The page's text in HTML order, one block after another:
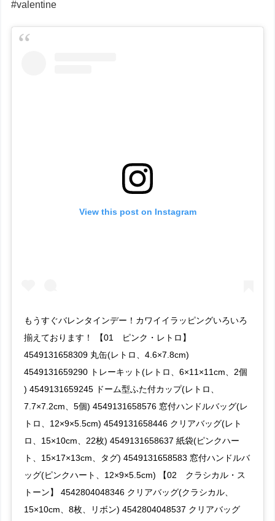
#valentine
View this post on Instagram
もうすぐバレンタインデー！カワイイラッピングいろいろ
揃えております！ 【01 ピンク・レトロ】
4549131658309 丸缶(レトロ、4.6×7.8cm)
4549131659290 トレーキット(レトロ、6×11×11cm、2個
) 4549131659245 ドーム型ふた付カップ(レトロ、
7.7×7.2cm、5個) 4549131658576 窓付ハンドルバッグ(レ
トロ、12×9×5.5cm) 4549131658446 クリアバッグ(レト
ロ、15×10cm、22枚) 4549131658637 紙袋(ピンクハー
ト、15×17×13cm、タグ) 4549131658583 窓付ハンドルバ
ッグ(ピンクハート、12×9×5.5cm) 【02 クラシカル・ス
トーン】 4542804048346 クリアバッグ(クラシカル、
15×10cm、8枚、リボン) 4542804048537 クリアバッグ